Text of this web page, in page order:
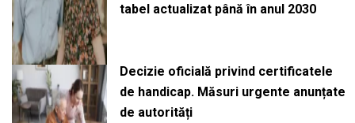
tabel actualizat până în anul 2030
Decizie oficială privind certificatele
de handicap. Măsuri urgente anunțate
de autorități